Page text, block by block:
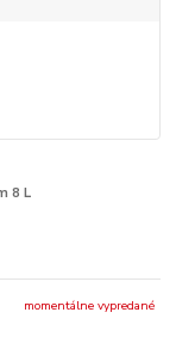
8 L
momentálne vypredané